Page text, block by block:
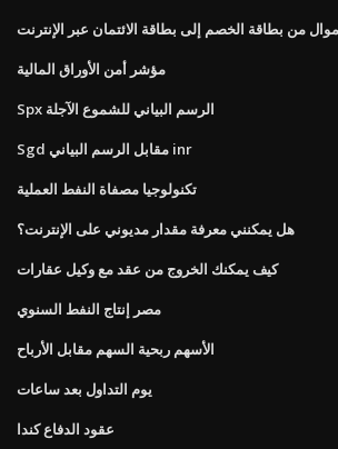
من بطاقة الخصم إلى بطاقة الائتمان عبر الإنترنت
مؤشر أمن الأوراق المالية
Spx الرسم البياني للشموع الآجلة
Sgd مقابل الرسم البياني inr
تكنولوجيا مصفاة النفط العملية
هل يمكنني معرفة مقدار مديوني على الإنترنت؟
كيف يمكنك الخروج من عقد مع وكيل عقارات
مصر إنتاج النفط السنوي
الأسهم ربحية السهم مقابل الأرباح
يوم التداول بعد ساعات
عقود الدفاع كندا